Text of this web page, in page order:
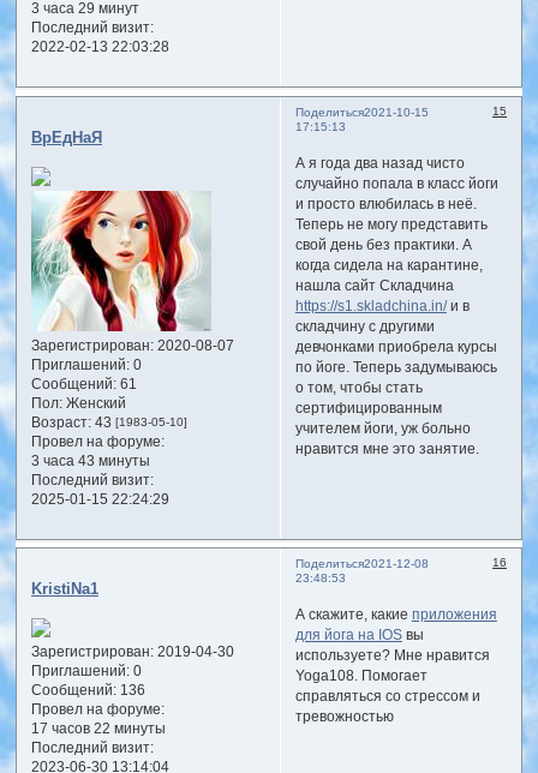
3 часа 29 минут
Последний визит:
2022-02-13 22:03:28
Поделиться 15
2021-10-15
17:15:13
ВрЕдНаЯ
Зарегистрирован: 2020-08-07
Приглашений:0
Сообщений:61
Пол:Женский
Возраст:43 [1983-05-10]
Провел на форуме:
3 часа 43 минуты
Последний визит:
2025-01-15 22:24:29
А я года два назад чисто
случайно попала в класс йоги
и просто влюбилась в неё.
Теперь не могу представить
свой день без практики. А
когда сидела на карантине,
нашла сайт Складчина
https://s1.skladchina.in/и в
складчину с другими
девчонками приобрела курсы
по йоге. Теперь задумываюсь
о том, чтобы стать
сертифицированным
учителем йоги, уж больно
нравится мне это занятие.
Поделиться 16
2021-12-08
23:48:53
KristiNa1
Зарегистрирован: 2019-04-30
Приглашений:0
Сообщений:136
Провел на форуме:
17 часов 22 минуты
Последний визит:
2023-06-30 13:14:04
А скажите, какие приложения
для йога на IOSвы
используете? Мне нравится
Yoga108. Помогает
справляться со стрессом и
тревожностью